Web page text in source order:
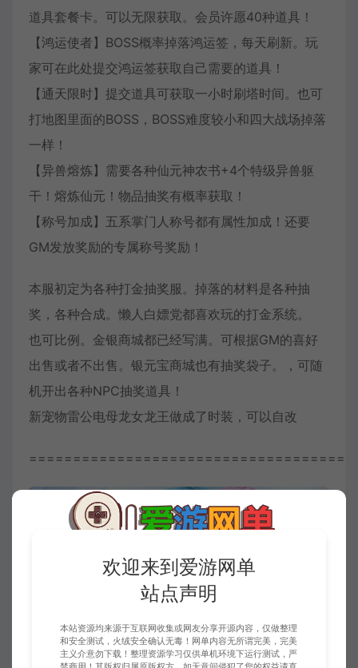
道具套餐卡。可以无限获取。会员许愿40种道具！
【鸿运使者】BOSS概率掉落鸿运签，每天刷新。玩
家可在此处提交鸿运签获取自己需要的道具！
【通天限时】提交道具可获取一小时刷塔时间。也可
打地图里面的BOSS，BOSS难度较小和四大战场掉落
一样！
【异兽熔炼】需要各种仙元神农书+4个特级异兽躯
干！熔炼仙元！物品抽奖有概率获取！
【称号加成】五系掌门人称号都有属性加成！还要
GM发放奖励的专属称号奖励！
本服初定为各种打金抽奖服。掉落的材料是各种抽
奖，各种合成。懒人白嫖党都喜欢玩的打金系统。
也可比例。金银商城都已经写满。可根据GM的喜好
出售或者不出售。银元宝商城也有抽奖袋子。，可随
机开出各种NPC抽奖道具！
新宠物雷公电母龙女龙王做成了时装，可以自改
欢迎来到爱游网单
站点声明
本站资源均来源于互联网收集或网友分享开源内容，仅做整理
和安全测试，火绒安全确认无毒！网单内容无所谓完美，完美
主义介意勿下载！整理资源学习仅供单机环境下运行测试，严